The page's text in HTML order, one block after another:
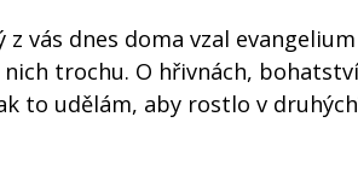
vás dnes doma vzal
trochu. O hřivnách,
to udělám, aby rostlo v